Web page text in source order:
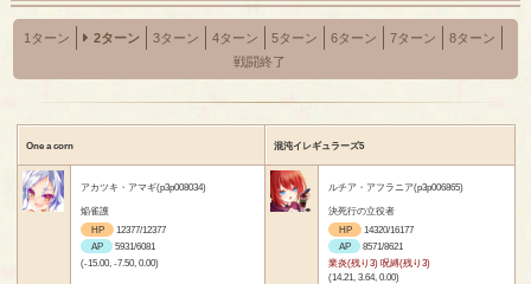
1ターン 2ターン 3ターン 4ターン 5ターン 6ターン 7ターン
8ターン
戦闘終了
One a corn 混沌イレギュラーズ5
アカツキ・アマギ(p3p008034)
焔雀護
HP
12377/12377
AP
5931/6081
(-15.00, -7.50, 0.00)
ルチア・アフラニア(p3p006865)
決死行の立役者
HP
14320/16177
AP
8571/8621
業炎(残り3) 呪縛(残り3)
(14.21, 3.64, 0.00)